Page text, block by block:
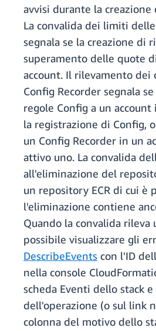
avvisi durante la
La convalida dei limiti
segnala se la creazione di
superamento delle quote
account. Il rilevamento dei
Config Recorder segnala
regole Config a un
la registrazione di Config,
un Config Recorder in un
attivo uno. La convalida
all'eliminazione del
un repository ECR di cui è
l'eliminazione contiene
Quando la convalida rileva
possibile visualizzare gli
DescribeEvents con l'ID
nella console
scheda Eventi dello stack
dell'operazione (o sul link
colonna del motivo dello